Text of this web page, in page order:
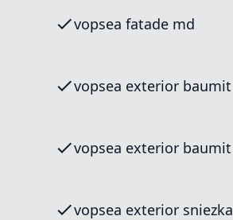
vopsea fatade md
vopsea exterior baumit
vopsea exterior baumit
vopsea exterior sniezka